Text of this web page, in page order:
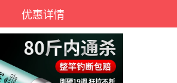
优惠详情